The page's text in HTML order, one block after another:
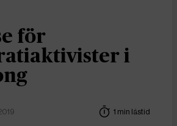
för
i
1 min lästid